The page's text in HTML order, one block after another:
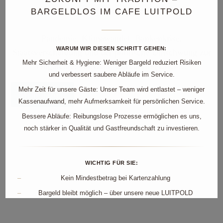
Jahrhunderts am Beginn der Neuzeit.
Staatsverschuldung und der politische Umschwung zur
Oligarchie: Giovanni Boccaccio (1313 …
Mehr dazu...
BARGELDLOS IM CAFE LUITPOLD
WARUM WIR DIESEN SCHRITT GEHEN:
Mehr Sicherheit & Hygiene: Weniger Bargeld reduziert Risiken
und verbessert saubere Abläufe im Service.
Mehr Zeit für unsere Gäste: Unser Team wird entlastet – weniger
Kassenaufwand, mehr Aufmerksamkeit für persönlichen Service.
Bessere Abläufe: Reibungslose Prozesse ermöglichen es uns,
noch stärker in Qualität und Gastfreundschaft zu investieren.
WICHTIG FÜR SIE:
–
Kein Mindestbetrag bei Kartenzahlung
–
Bargeld bleibt möglich – über unsere neue LUITPOLD